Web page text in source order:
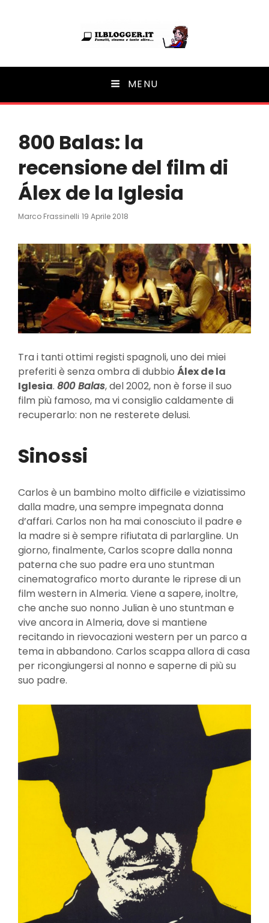
Ilblogger.it
Il portalino di blog | MENU
800 Balas: la
recensione del film di
Álex de la Iglesia
Marco Frassinelli Posted
19 Aprile 2018
Tra i tanti ottimi registi spagnoli, uno dei miei
preferiti è senza ombra di dubbio Álex de la
Iglesia. 800 Balas, del 2002, non è forse il suo
film più famoso, ma vi consiglio caldamente di
recuperarlo: non ne resterete delusi.
Sinossi
Carlos è un bambino molto difficile e viziatissimo
dalla madre, una sempre impegnata donna
d’affari. Carlos non ha mai conosciuto il padre e
la madre si è sempre rifiutata di parlargline. Un
giorno, finalmente, Carlos scopre dalla nonna
paterna che suo padre era uno stuntman
cinematografico morto durante le riprese di un
film western in Almeria. Viene a sapere, inoltre,
che anche suo nonno Julian è uno stuntman e
vive ancora in Almeria, dove si mantiene
recitando in rievocazioni western per un parco a
tema in abbandono. Carlos scappa allora di casa
per ricongiungersi al nonno e saperne di più su
suo padre.